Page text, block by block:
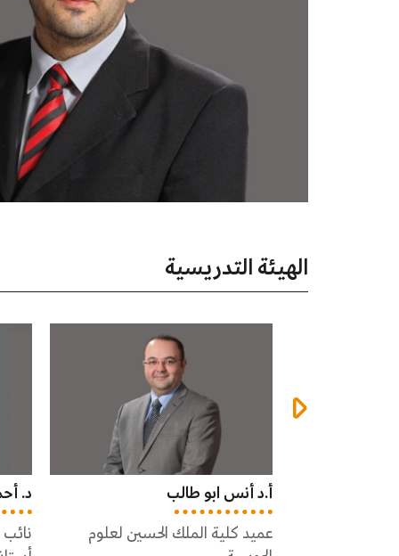
الهيئة التدريسية
د. أحمد التميمي
نائب العميد
د.